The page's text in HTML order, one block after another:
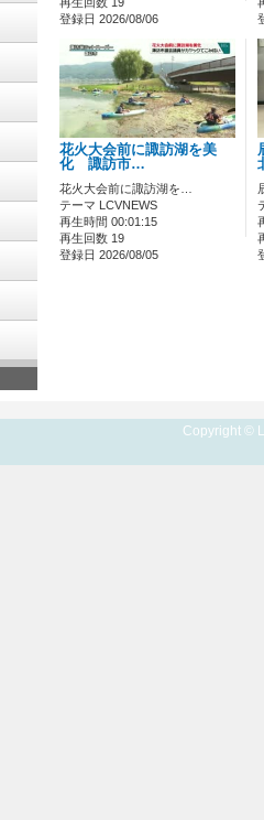
登録日 2026/08/06
花火大会前に諏訪湖を美
化 諏訪市…
花火大会前に諏訪湖を…
テーマ LCVNEWS
再生時間 00:01:15
再生回数 19
登録日 2026/08/05
Copyright ©